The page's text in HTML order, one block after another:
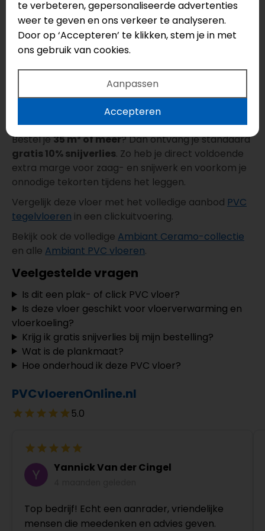
(7020.6213.19)
Ambiant Ceramo Click XL Beige (7020.6210.19)
Ambiant Ceramo Click XL Light Grey
(7020.6211.19)
Snel online te bestellen met gratis
snel online te bestellen
veilig af en regelt je vloer eenvoudig vanuit huis.
Bestel je35 m² of meer? Dan ontvang je standaard
gratis 10% snijverlies. Zo heb je direct voldoende
extra marge voor zaag- en snijwerk en voorkom je
onnodige tekorten tijdens het leggen.
Vergelijk deze vloer met het volledige aanbod PVC
tegelvloeren in een clickuitvoering.
Bekijk ook de volledige Ambiant Ceramo-collectie
en alle Ambiant PVC vloeren.
Veelgestelde vragen
Is dit een plak- of click PVC vloer?
Is deze vloer geschikt voor vloerverwarming en
vloerkoeling?
Krijg ik gratis snijverlies bij mijn bestelling?
Wat is de plankmaat?
Hoe onderhoud ik deze PVC vloer?
PVCvloerenOnline.nl
5.0
Yannick Van der Cingel
Top bedrijf! Echt een aanrader, vriendelijke
mensen die meedenken en advies geven.
te verbeteren, gepersonaliseerde advertenties
weer te geven en ons verkeer te analyseren.
Door op ‘Accepteren’ te klikken, stem je in met
ons gebruik van cookies.
Aanpassen
Accepteren